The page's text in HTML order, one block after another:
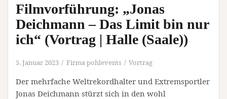
Filmvorführung: „Jonas
Deichmann – Das Limit bin nur
ich“ (Vortrag | Halle (Saale))
5. Januar 2023 Firma pohlevents Vortrag
Der mehrfache Weltrekordhalter und Extremsportler
Jonas Deichmann stürzt sich in den wohl